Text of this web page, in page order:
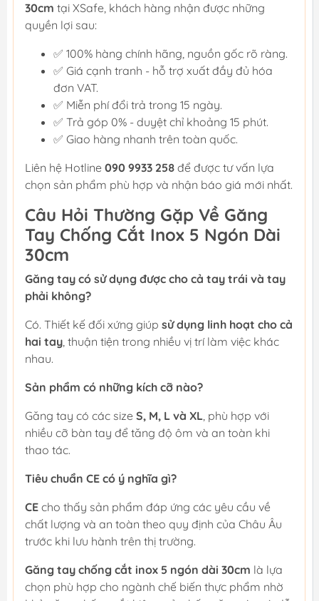
30cm tại XSafe, khách hàng nhận được những
quyền lợi sau:
✅ 100% hàng chính hãng, nguồn gốc rõ ràng.
✅ Giá cạnh tranh - hỗ trợ xuất đầy đủ hóa
đơn VAT.
✅ Miễn phí đổi trả trong 15 ngày.
✅ Trả góp 0% - duyệt chỉ khoảng 15 phút.
✅ Giao hàng nhanh trên toàn quốc.
Liên hệ Hotline 090 9933 258 để được tư vấn lựa
chọn sản phẩm phù hợp và nhận báo giá mới nhất.
Câu Hỏi Thường Gặp Về Găng
Tay Chống Cắt Inox 5 Ngón Dài
30cm
Găng tay có sử dụng được cho cả tay trái và tay
phải không?
Có. Thiết kế đối xứng giúp sử dụng linh hoạt cho cả
hai tay , thuận tiện trong nhiều vị trí làm việc khác
nhau.
Sản phẩm có những kích cỡ nào?
Găng tay có các size S, M, L và XL , phù hợp với
nhiều cỡ bàn tay để tăng độ ôm và an toàn khi
thao tác.
Tiêu chuẩn CE có ý nghĩa gì?
CE cho thấy sản phẩm đáp ứng các yêu cầu về
chất lượng và an toàn theo quy định của Châu Âu
trước khi lưu hành trên thị trường.
Găng tay chống cắt inox 5 ngón dài 30cm là lựa
chọn phù hợp cho ngành chế biến thực phẩm nhờ